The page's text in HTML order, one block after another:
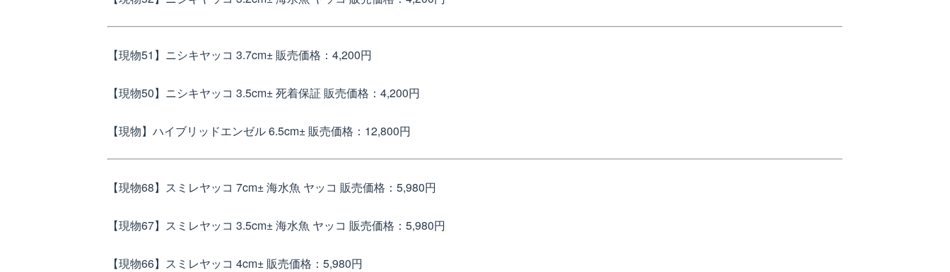
【現物51】ニシキヤッコ 3.7cm± 販売価格：4,200円
【現物50】ニシキヤッコ 3.5cm± 死着保証 販売価格：4,200円
【現物】ハイブリッドエンゼル 6.5cm± 販売価格：12,800円
【現物68】スミレヤッコ 7cm± 海水魚 ヤッコ 販売価格：5,980円
【現物67】スミレヤッコ 3.5cm± 海水魚 ヤッコ 販売価格：5,980円
【現物66】スミレヤッコ 4cm± 販売価格：5,980円